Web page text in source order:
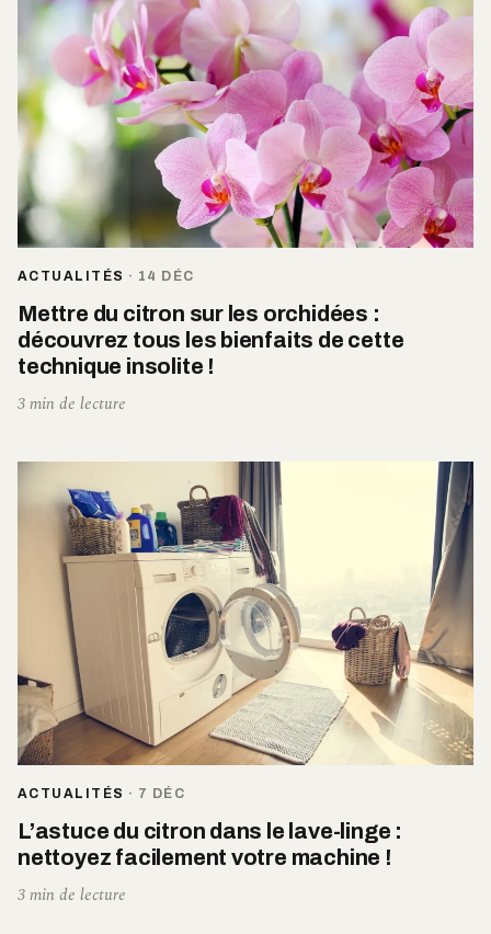
ACTUALITÉS · 14 DÉC
Mettre du citron sur les orchidées :
découvrez tous les bienfaits de cette
technique insolite !
3 min de lecture
ACTUALITÉS · 7 DÉC
L’astuce du citron dans le lave-linge :
nettoyez facilement votre machine !
3 min de lecture